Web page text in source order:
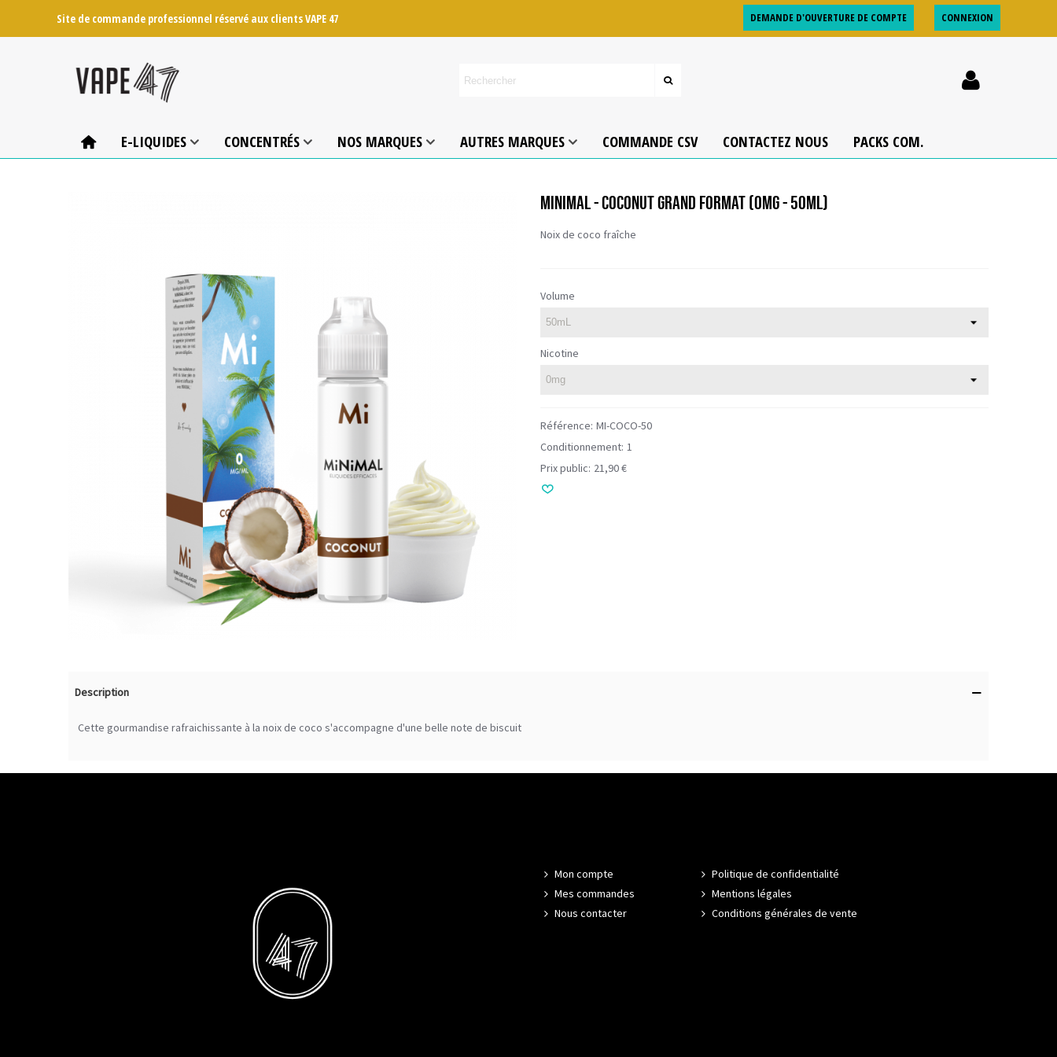
Site de commande professionnel réservé aux clients VAPE 47 DEMANDE D'OUVERTURE DE COMPTE CONNEXION
E-LIQUIDES CONCENTRÉS NOS MARQUES AUTRES MARQUES COMMANDE CSV CONTACTEZ NOUS PACKS COM.
MINIMAL - COCONUT GRAND FORMAT (0MG - 50ML)
Noix de coco fraîche
Volume
Nicotine
Référence: MI-COCO-50
Conditionnement: 1
Prix public: 21,90 €
Description
Cette gourmandise rafraichissante à la noix de coco s'accompagne d'une belle note de biscuit
Mon compte
Mes commandes
Nous contacter
Politique de confidentialité
Mentions légales
Conditions générales de vente